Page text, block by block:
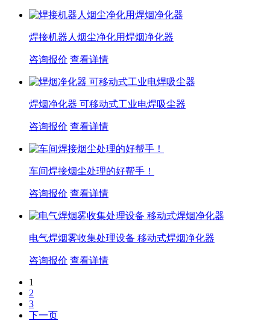
焊接机器人烟尘净化用焊烟净化器
咨询报价 查看详情
焊烟净化器 可移动式工业电焊吸尘器
咨询报价 查看详情
车间焊接烟尘处理的好帮手！
咨询报价 查看详情
电气焊烟雾收集处理设备 移动式焊烟净化器
咨询报价 查看详情
1
2
3
下一页